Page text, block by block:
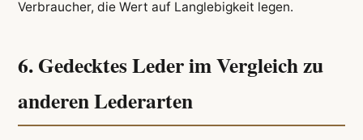
Verbraucher, die Wert auf Langlebigkeit legen.
6. Gedecktes Leder im Vergleich zu
anderen Lederarten